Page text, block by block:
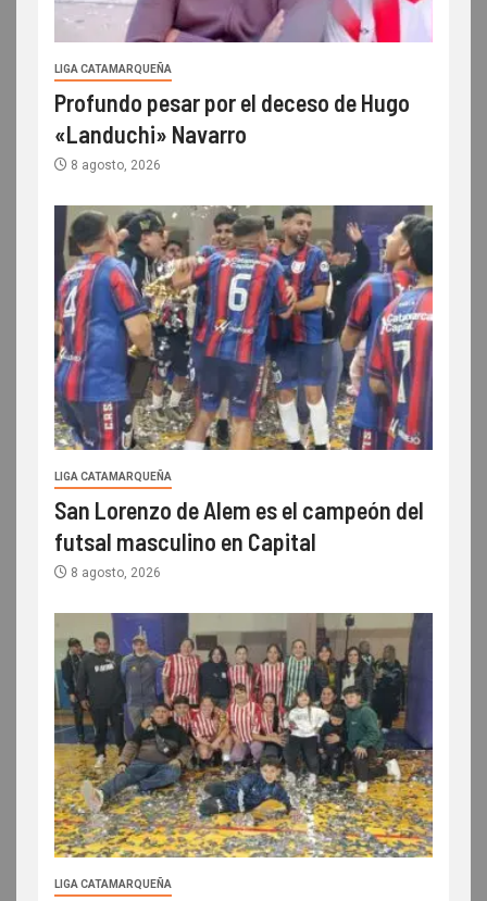
LIGA CATAMARQUEÑA
Profundo pesar por el deceso de Hugo
«Landuchi» Navarro
8 agosto, 2026
LIGA CATAMARQUEÑA
San Lorenzo de Alem es el campeón del
futsal masculino en Capital
8 agosto, 2026
LIGA CATAMARQUEÑA